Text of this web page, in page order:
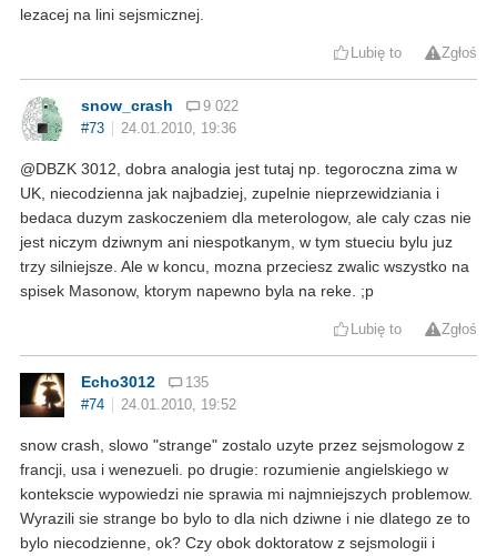
lezacej na lini sejsmicznej.
Lubię to Zgłoś
snow_crash
9 022
#73
24.01.2010, 19:36
@DBZK 3012, dobra analogia jest tutaj np. tegoroczna zima w
UK, niecodzienna jak najbadziej, zupelnie nieprzewidziania i
bedaca duzym zaskoczeniem dla meterologow, ale caly czas nie
jest niczym dziwnym ani niespotkanym, w tym stueciu bylu juz
trzy silniejsze. Ale w koncu, mozna przeciesz zwalic wszystko na
spisek Masonow, ktorym napewno byla na reke. ;p
Lubię to Zgłoś
Echo3012
135
#74
24.01.2010, 19:52
snow crash, slowo "strange" zostalo uzyte przez sejsmologow z
francji, usa i wenezueli. po drugie: rozumienie angielskiego w
kontekscie wypowiedzi nie sprawia mi najmniejszych problemow.
Wyrazili sie strange bo bylo to dla nich dziwne i nie dlatego ze to
bylo niecodzienne, ok? Czy obok doktoratow z sejsmologii i